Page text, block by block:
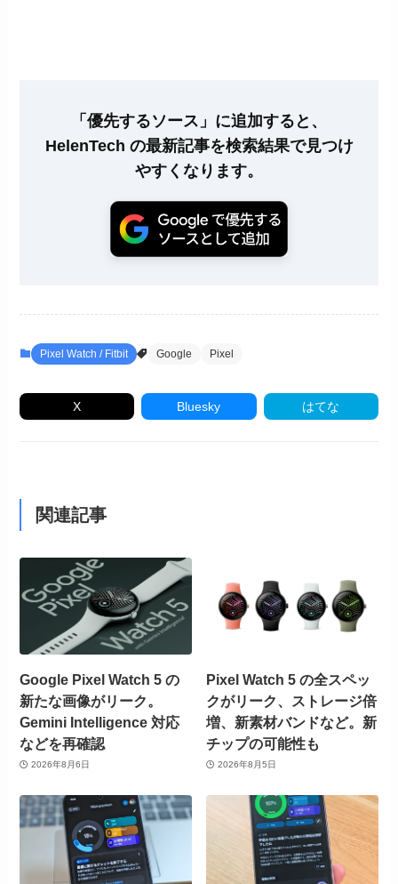
「優先するソース」に追加すると、
HelenTech の最新記事を検索結果で見つけ
やすくなります。
Pixel Watch / Fitbit Google Pixel
X Bluesky はてな
関連記事
Google Pixel Watch 5 の
新たな画像がリーク。
Gemini Intelligence 対応
などを再確認
2026年8月6日
Pixel Watch 5 の全スペッ
クがリーク、ストレージ倍
増、新素材バンドなど。新
チップの可能性も
2026年8月5日